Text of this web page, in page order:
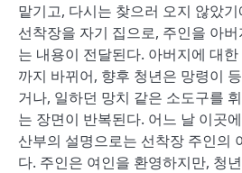
맡기고, 다시는 찾으러 오지 않았
선착장을 자기 집으로, 주인을 아
는 내용이 전달된다. 아버지에 대
까지 바뀌어, 향후 청년은 망령이
거나, 일하던 망치 같은 소도구를
는 장면이 반복된다. 어느 날 이곳
산부의 설명으로는 선착장 주인의
다. 주인은 여인을 환영하지만, 청